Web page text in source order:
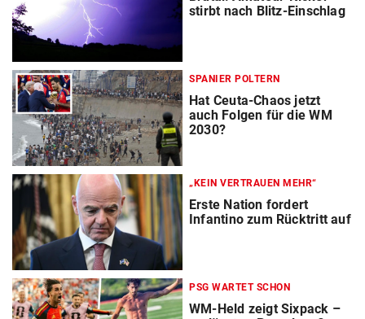
stirbt nach Blitz-Einschlag
SPANIER POLTERN
Hat Ceuta-Chaos jetzt
auch Folgen für die WM
2030?
„KEIN VERTRAUEN MEHR“
Erste Nation fordert
Infantino zum Rücktritt auf
PSG WARTET SCHON
WM-Held zeigt Sixpack –